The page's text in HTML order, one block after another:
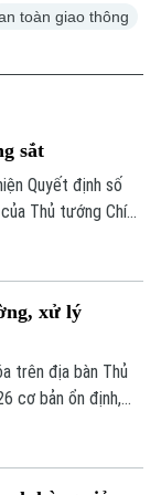
toàn giao thông
sắt
Quyết định số
Thủ tướng Chính
xử lý
trên địa bàn Thủ
cơ bản ổn định,